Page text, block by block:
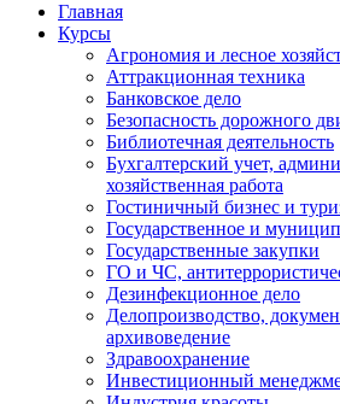
Главная
Курсы
Агрономия и лесное
Аттракционная техника
Банковское дело
Безопасность дорожного
Библиотечная деятельность
Бухгалтерский учет,
хозяйственная работа
Гостиничный бизнес и
Государственное и
Государственные закупки
ГО и ЧС,
Дезинфекционное дело
Делопроизводство,
архивоведение
Здравоохранение
Инвестиционный